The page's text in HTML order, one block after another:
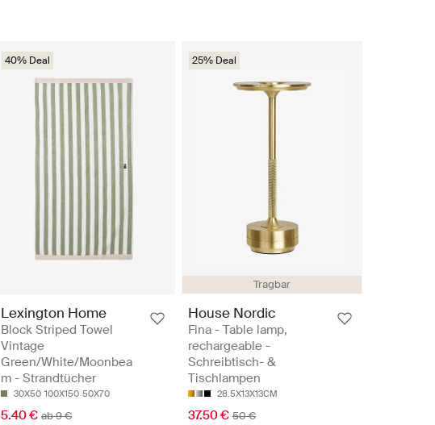
40% Deal
Lexington Home
Block Striped Towel
Vintage
Green/White/Moonbea
m - Strandtücher
30X50 100X150 50X70
5.40 € ab 9 €
Tragbar
25% Deal
House Nordic
Fina - Table lamp,
rechargeable -
Schreibtisch- &
Tischlampen
28.5X13X13CM
37.50 € 50 €